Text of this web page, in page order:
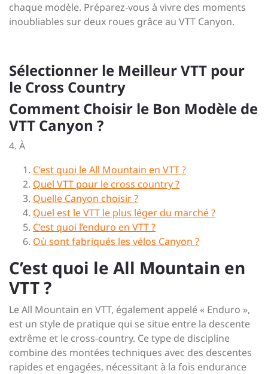
chaque modèle. Préparez-vous à vivre des moments
inoubliables sur deux roues grâce au VTT Canyon.
Sélectionner le Meilleur VTT pour
le Cross Country
Comment Choisir le Bon Modèle de
VTT Canyon ?
4. À
C’est quoi le All Mountain en VTT ?
Quel VTT pour le cross country ?
Quelle Canyon choisir ?
Quel est le VTT le plus léger du marché ?
C’est quoi l’enduro en VTT ?
Où sont fabriqués les vélos Canyon ?
C’est quoi le All Mountain en
VTT ?
Le All Mountain en VTT, également appelé « Enduro »,
est un style de pratique qui se situe entre la descente
extrême et le cross-country. Ce type de discipline
combine des montées techniques avec des descentes
rapides et engagées, nécessitant à la fois endurance